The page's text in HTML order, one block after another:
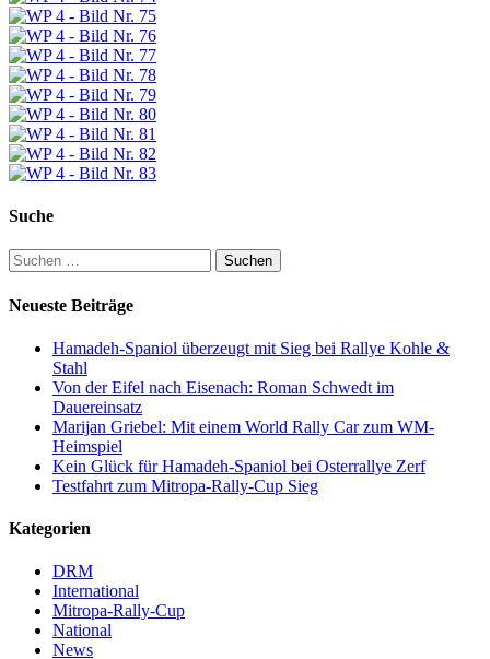
Suche
Suchen
nach:
Neueste Beiträge
Hamadeh-Spaniol überzeugt mit Sieg bei Rallye Kohle &
Stahl
Von der Eifel nach Eisenach: Roman Schwedt im
Dauereinsatz
Marijan Griebel: Mit einem World Rally Car zum WM-
Heimspiel
Kein Glück für Hamadeh-Spaniol bei Osterrallye Zerf
Testfahrt zum Mitropa-Rally-Cup Sieg
Kategorien
DRM
International
Mitropa-Rally-Cup
National
News